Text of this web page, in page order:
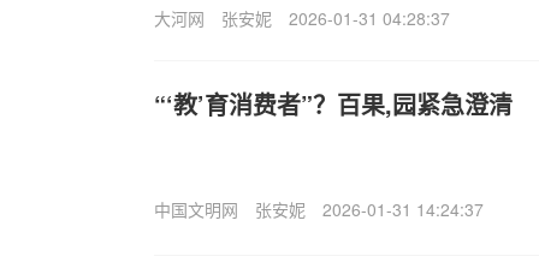
大河网 张安妮 2026-01-31 04:28:37
“‘教’育消费者”？百果,园紧急澄清
中国文明网 张安妮 2026-01-31 14:24:37